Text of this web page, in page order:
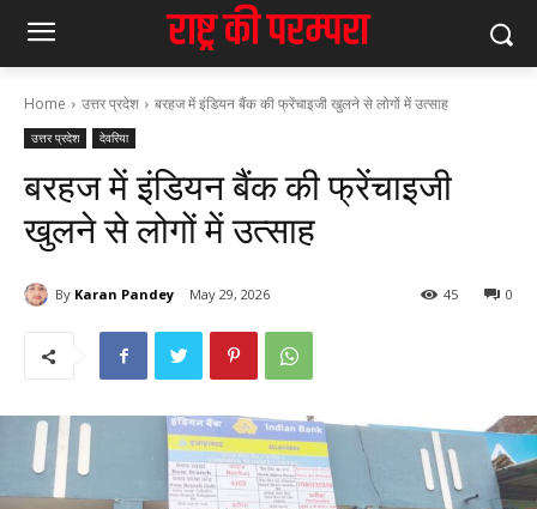
Home उत्तर प्रदेश बरहज में इंडियन बैंक की फ्रेंचाइजी खुलने से लोगों में उत्साह
उत्तर प्रदेश देवरिया
बरहज में इंडियन बैंक की फ्रेंचाइजी
खुलने से लोगों में उत्साह
By Karan Pandey May 29, 2026 0
45